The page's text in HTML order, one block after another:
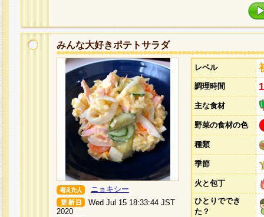
みんな大好きポテトサラダ
ニョキシー
Wed Jul 15 18:33:44 JST
2020
レベル
調理時間
主な食材
野菜の食材の色
種類
季節
火と包丁
ひとりででき
た？